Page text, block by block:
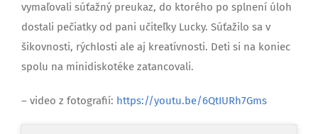
vymaľovali súťažný preukaz, do ktorého po splnení úloh
dostali pečiatky od pani učiteľky Lucky. Súťažilo sa v
šikovnosti, rýchlosti ale aj kreatívnosti. Deti si na koniec
spolu na minidiskotéke zatancovali.
– video z fotografií: https://youtu.be/6QtIURh7Gms